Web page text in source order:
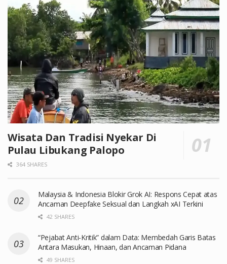
Wisata Dan Tradisi Nyekar Di
Pulau Libukang Palopo
364 SHARES
Malaysia & Indonesia Blokir Grok AI: Respons Cepat atas
Ancaman Deepfake Seksual dan Langkah xAI Terkini
42 SHARES
“Pejabat Anti-Kritik” dalam Data: Membedah Garis Batas
Antara Masukan, Hinaan, dan Ancaman Pidana
49 SHARES